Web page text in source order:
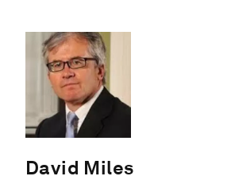
David Miles